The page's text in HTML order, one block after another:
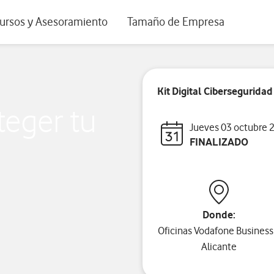
y Asesoramiento Tamaño de Empresa
Ir a Pequeñas y Medianas Empresas
Kit Digital
Jueves 03 octubre
FINALIZADO
Donde:
Oficinas Vodafone Business
Alicante